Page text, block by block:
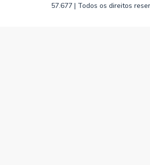
57.677 | Todos os direitos